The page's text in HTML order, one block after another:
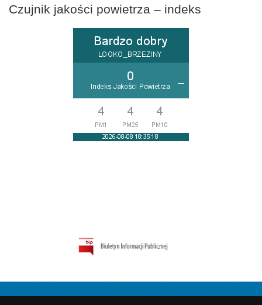
Czujnik jakości powietrza – indeks